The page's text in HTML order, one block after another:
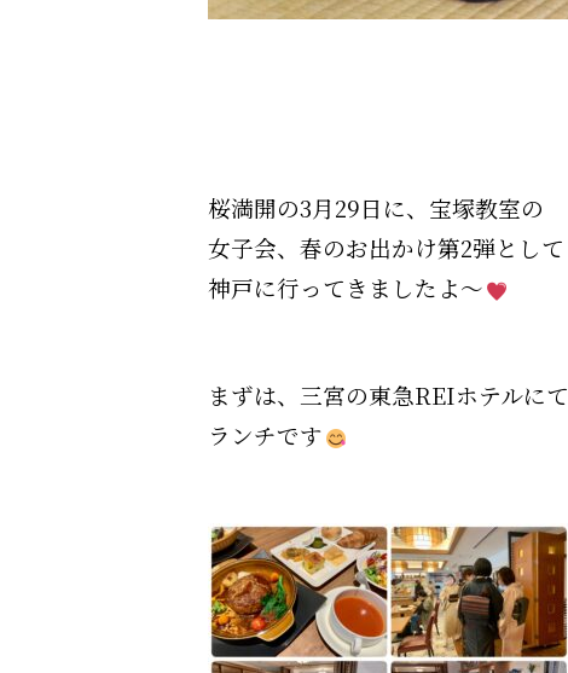
桜満開の3月29日に、宝塚教室の
女子会、春のお出かけ第2弾として
神戸に行ってきましたよ〜
まずは、三宮の東急REIホテルにて
ランチです